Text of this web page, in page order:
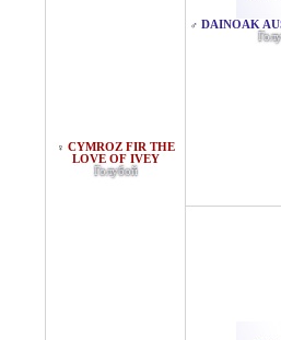
♀ CYMROZ FIR THE
LOVE OF IVEY
Голубой
♂ DAINOAK